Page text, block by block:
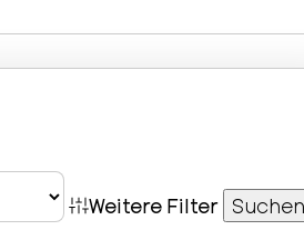
Weitere Filter Suchen